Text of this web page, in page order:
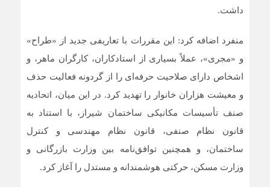
داشت.
منفرد اضافه کرد: این مقررات با تعاریفی جدید از «طراح»
و «مجری»، عملاً بسیاری از استادکاران، کارگران ماهر، و
اشخاص دارای صلاحیت حرفه‌ای را از گردونه فعالیت حذف
و معیشت هزاران خانوار را تهدید کرد. در این میان، اتحادیه
صنف تأسیسات مکانیکی ساختمان شیراز، با استناد به
قانون نظام صنفی، قانون نظام مهندسی و کنترل
ساختمان، و همچنین توافق‌نامه بین وزارت بازرگانی و
وزارت مسکن، حرکتی هوشمندانه و مستدل را آغاز کرد.